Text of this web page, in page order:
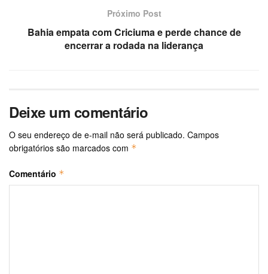
Próximo Post
Bahia empata com Criciuma e perde chance de
encerrar a rodada na liderança
Deixe um comentário
O seu endereço de e-mail não será publicado. Campos
obrigatórios são marcados com *
Comentário *